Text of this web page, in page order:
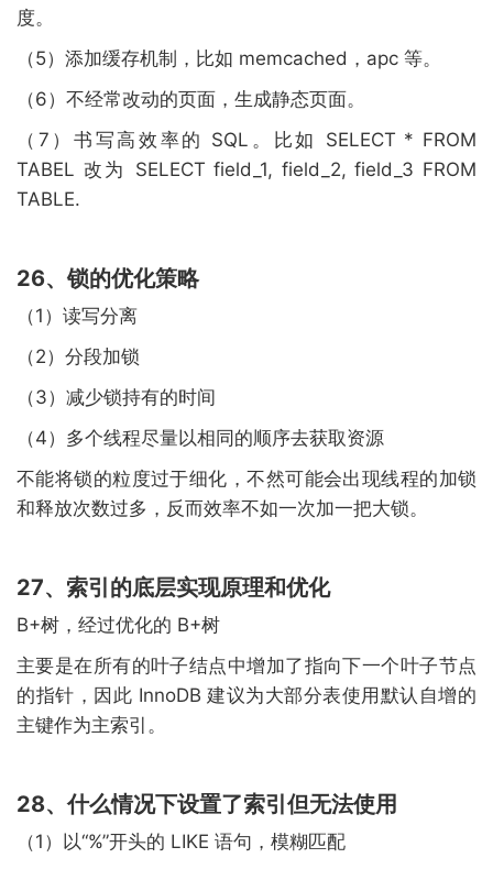
度。
（5）添加缓存机制，比如 memcached，apc 等。
（6）不经常改动的页面，生成静态页面。
（7）书写高效率的 SQL。比如 SELECT * FROM
TABEL 改为 SELECT field_1, field_2, field_3 FROM
TABLE.
26、锁的优化策略
（1）读写分离
（2）分段加锁
（3）减少锁持有的时间
（4）多个线程尽量以相同的顺序去获取资源
不能将锁的粒度过于细化，不然可能会出现线程的加锁
和释放次数过多，反而效率不如一次加一把大锁。
27、索引的底层实现原理和优化
B+树，经过优化的 B+树
主要是在所有的叶子结点中增加了指向下一个叶子节点
的指针，因此 InnoDB 建议为大部分表使用默认自增的
主键作为主索引。
28、什么情况下设置了索引但无法使用
（1）以“%”开头的 LIKE 语句，模糊匹配